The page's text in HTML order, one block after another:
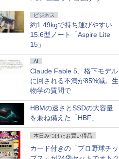
ビジネス
約1.49kgで持ち運びやすい
15.6型ノート「Aspire Lite
15」
AI
Claude Fable 5、格下モデル
に回される不満が85%減。生
物学の質問で
HBMの速さとSSDの大容量
を兼ね備えた「HBF」
本日みつけたお買い得品
カード付きの「プロ野球チッ